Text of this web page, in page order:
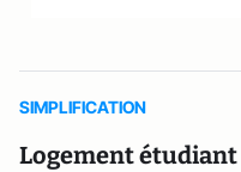
SIMPLIFICATION
Logement étudiant